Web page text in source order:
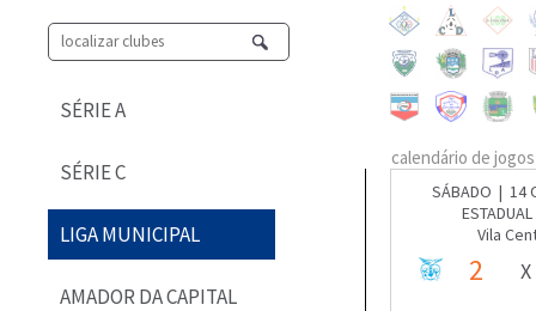
SÉRIE A
SÉRIE C
LIGA MUNICIPAL
AMADOR DA CAPITAL
calendário de jogos
SÁBADO | 14
Vila
2 X